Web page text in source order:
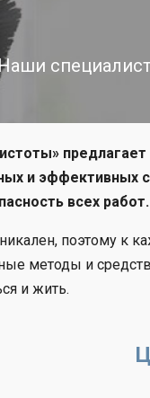
Наши
и
всех работ.
поэтому к
методы и
и жить.